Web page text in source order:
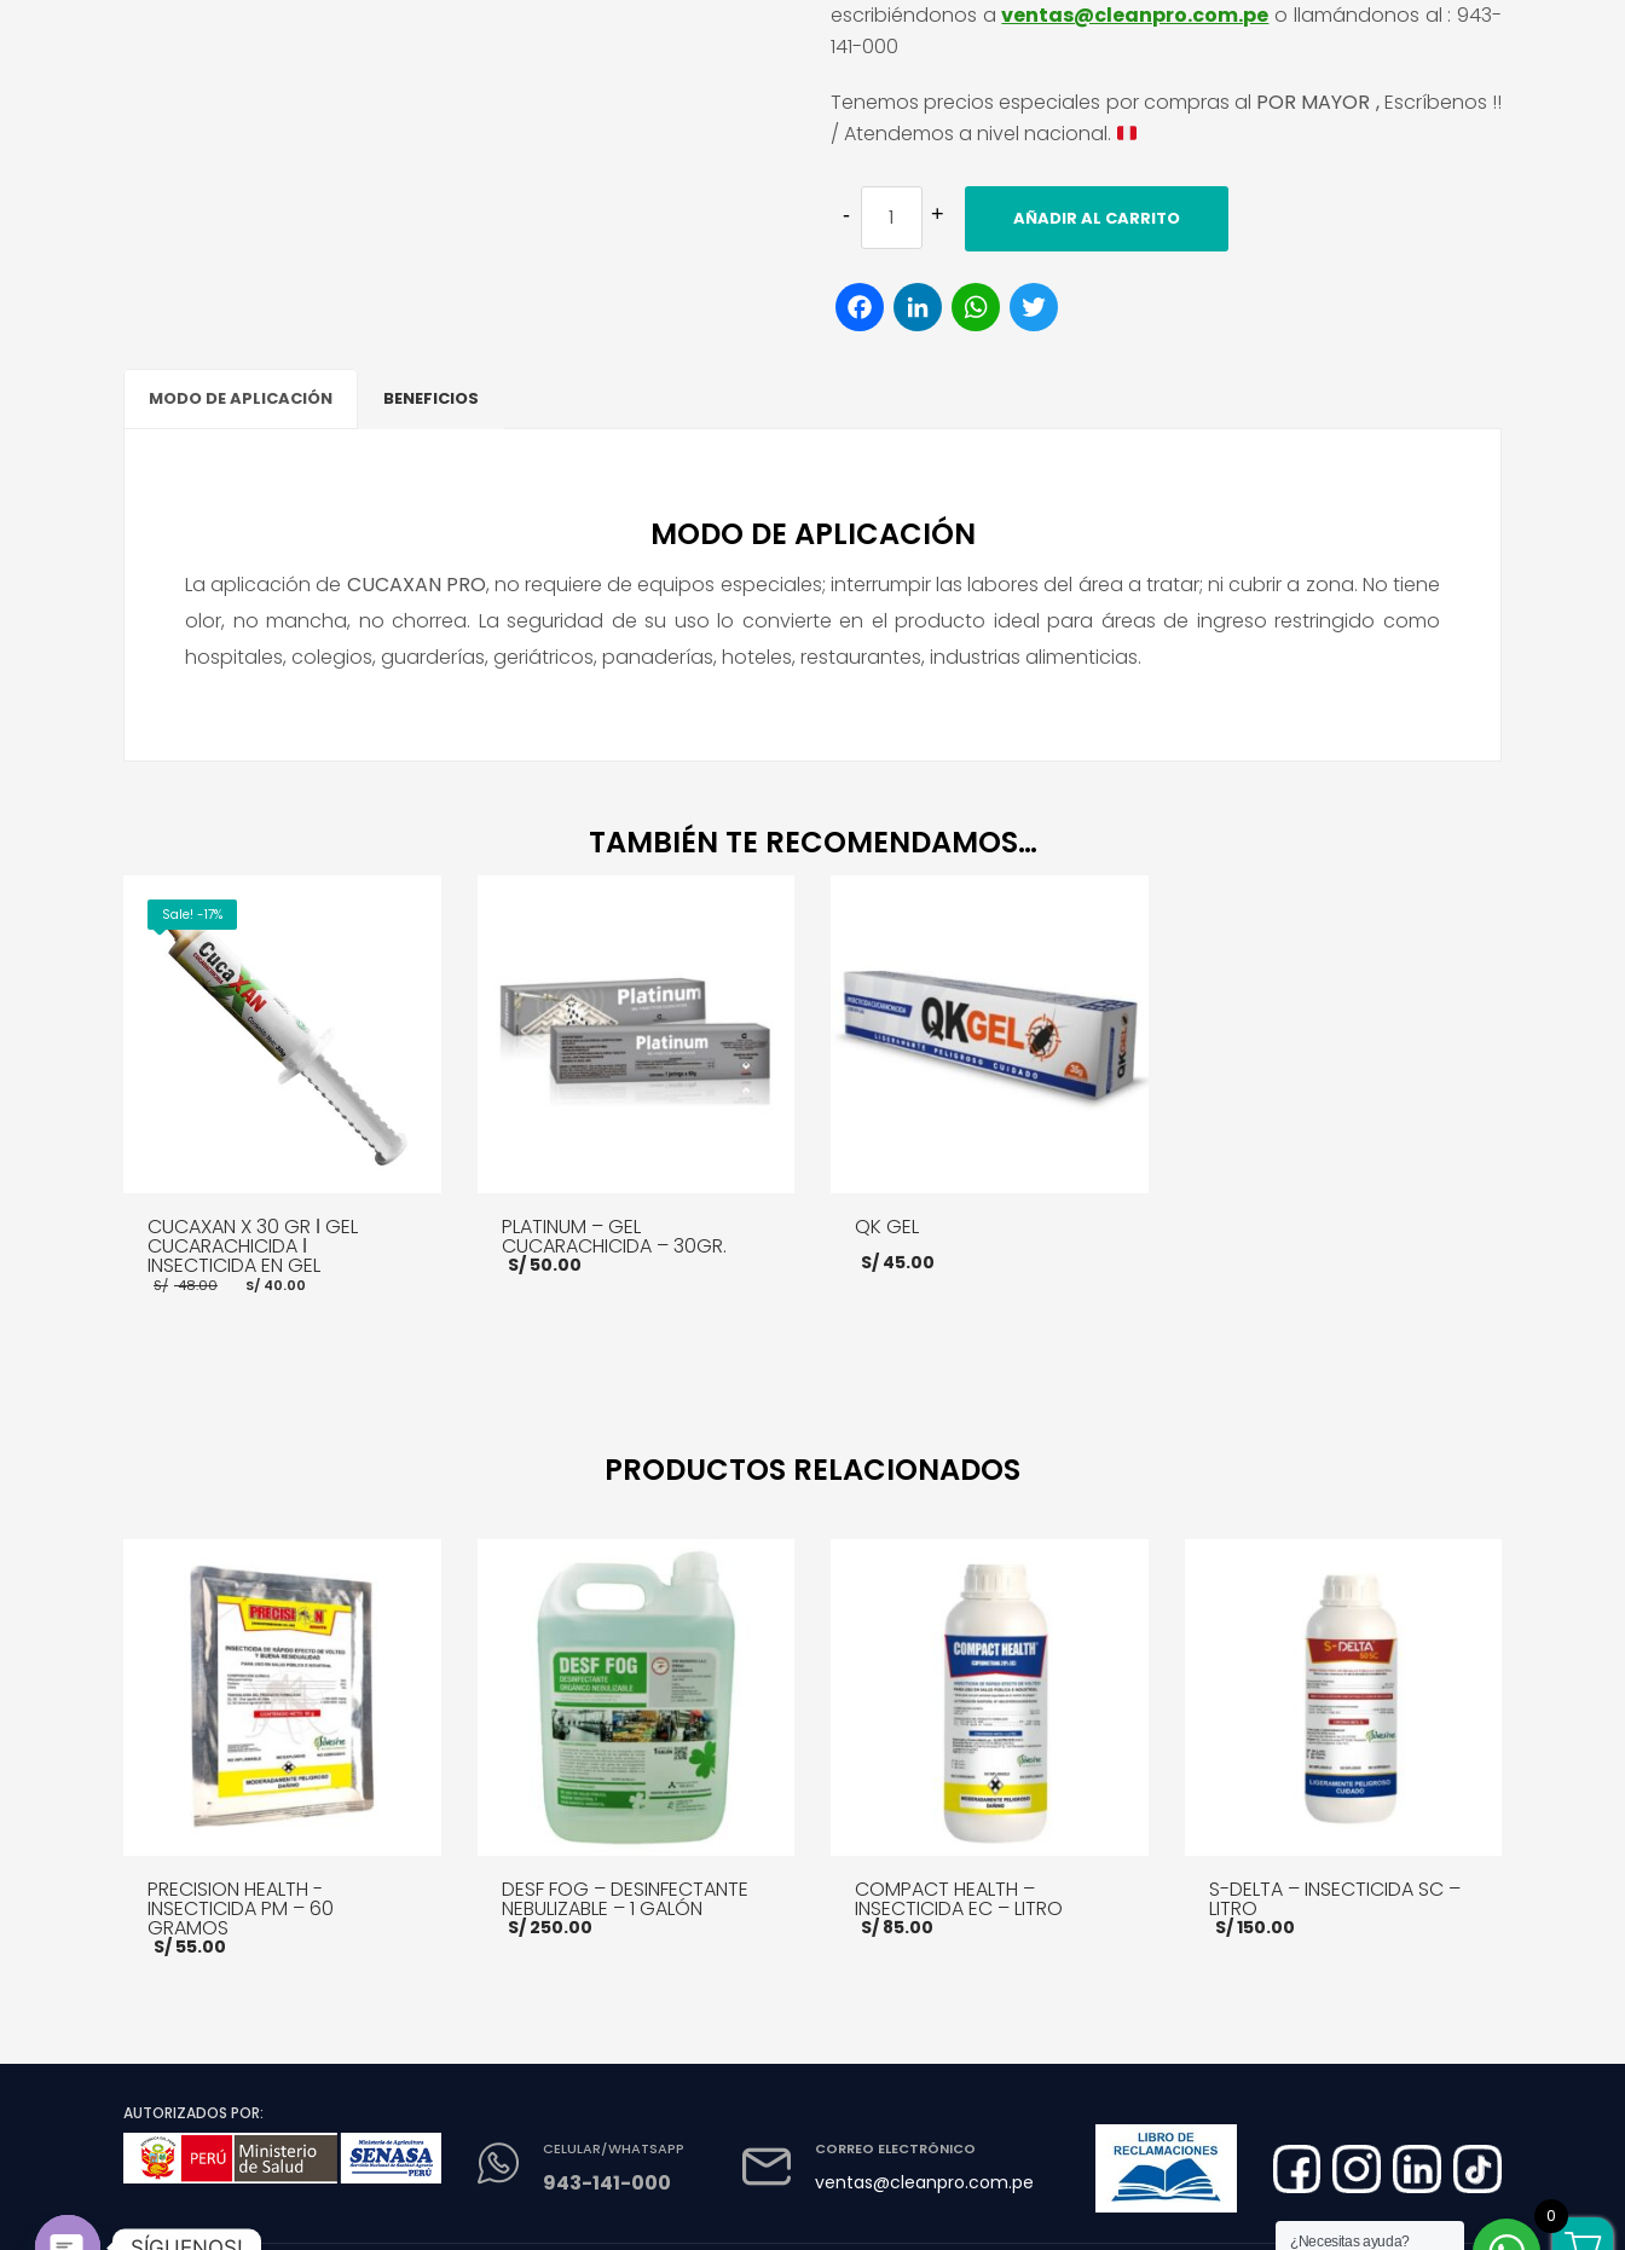
escribiéndonos aventas@cleanpro.com.pe o llamándonos al : 943-
141-000
Tenemos precios especiales por compras al POR MAYOR ,Escríbenos !!
/ Atendemos a nivel nacional.
AÑADIR AL CARRITO
Facebook
LinkedInWhatsApp
MODO DE APLICACIÓN BENEFICIOS
MODO DE APLICACIÓN
La aplicación de CUCAXAN PRO, no requiere de equipos especiales; interrumpir las labores del área a tratar; ni cubrir a zona. No tiene
olor, no mancha, no chorrea. La seguridad de su uso lo convierte en el producto ideal para áreas de ingreso restringido como
hospitales, colegios, guarderías, geriátricos, panaderías, hoteles, restaurantes, industrias alimenticias.
TAMBIÉN TE RECOMENDAMOS…
Sale! -17%
CUCAXAN X 30 GR ǀ GEL
CUCARACHICIDA ǀ
INSECTICIDA EN GEL
S/ 48.00 El
precio
S/ 40.00
PLATINUM – GEL
CUCARACHICIDA – 30GR.
S/50.00
QK GEL
S/ 45.00
PRODUCTOS RELACIONADOS
PRECISION HEALTH -
INSECTICIDA PM – 60
GRAMOS
S/ 55.00
DESF FOG – DESINFECTANTE
NEBULIZABLE – 1 GALÓN
S/250.00
COMPACT HEALTH –
INSECTICIDA EC – LITRO
S/ 85.00
S-DELTA – INSECTICIDA SC –
LITRO
S/150.00
AUTORIZADOS POR:
CELULAR/WHATSAPP
943-141-000
CORREO ELECTRÓNICO
ventas@cleanpro.com.pe
¿Necesitas ayuda?
0